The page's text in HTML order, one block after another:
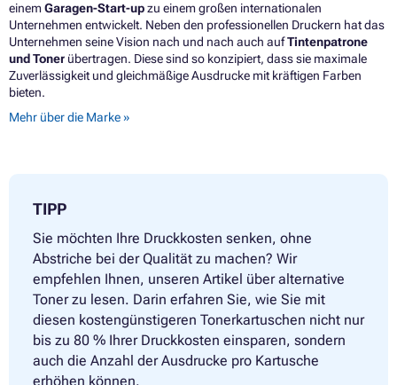
einemGaragen-Start-upzu einem großen internationalen
Unternehmen entwickelt. Neben den professionellen Druckern hat das
Unternehmen seine Vision nach und nach auch aufTintenpatrone
und Toner übertragen. Diese sind so konzipiert, dass sie maximale
Zuverlässigkeit und gleichmäßige Ausdrucke mit kräftigen Farben
bieten.
Mehr über die Marke »
TIPP
Sie möchten Ihre Druckkosten senken, ohne
Abstriche bei der Qualität zu machen? Wir
empfehlen Ihnen, unseren Artikel über alternative
Toner zu lesen. Darin erfahren Sie, wie Sie mit
diesen kostengünstigeren Tonerkartuschen nicht nur
bis zu 80 % Ihrer Druckkosten einsparen, sondern
auch die Anzahl der Ausdrucke pro Kartusche
erhöhen können.